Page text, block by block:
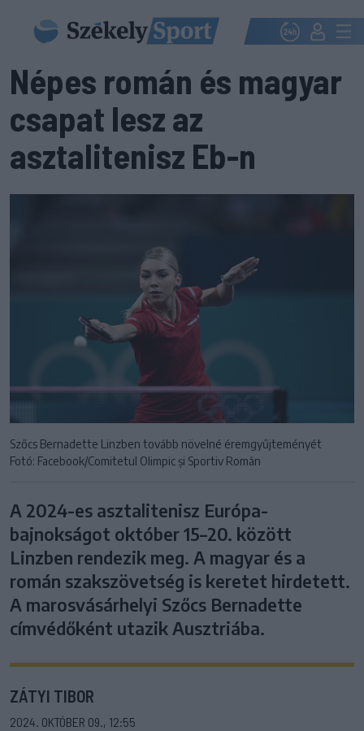
Népes román és magyar
csapat lesz az
asztalitenisz Eb-n
Szőcs Bernadette Linzben tovább növelné éremgyűjteményét
Fotó: Facebook/Comitetul Olimpic și Sportiv Român
A 2024-es asztalitenisz Európa-
bajnokságot október 15–20. között
Linzben rendezik meg. A magyar és a
román szakszövetség is keretet hirdetett.
A marosvásárhelyi Szőcs Bernadette
címvédőként utazik Ausztriába.
ZÁTYI TIBOR
2024. OKTÓBER 09., 12:55